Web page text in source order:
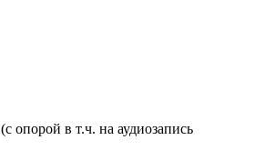
(с опорой в т.ч. на аудиозапись